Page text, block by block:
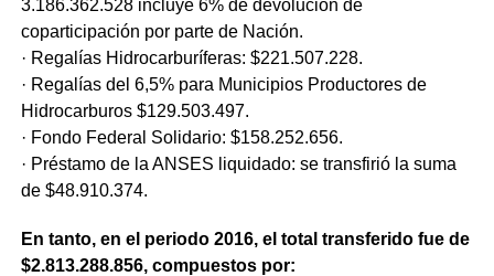
3.186.362.528 incluye 6% de devolución de
coparticipación por parte de Nación.
· Regalías Hidrocarburíferas: $221.507.228.
· Regalías del 6,5% para Municipios Productores de
Hidrocarburos $129.503.497.
· Fondo Federal Solidario: $158.252.656.
· Préstamo de la ANSES liquidado: se transfirió la suma
de $48.910.374.
En tanto, en el periodo 2016, el total transferido fue de
$2.813.288.856, compuestos por: